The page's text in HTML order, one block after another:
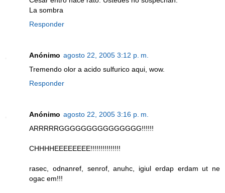
La sombra
Responder
Anónimo agosto 22, 2005 3:12 p. m.
Tremendo olor a acido sulfurico aqui, wow.
Responder
Anónimo agosto 22, 2005 3:16 p. m.
ARRRRRGGGGGGGGGGGGGGG!!!!!!
CHHHHEEEEEEEE!!!!!!!!!!!!!!!
rasec, odnanref, senrof, anuhc, igiul erdap erdam ut ne
ogac em!!!